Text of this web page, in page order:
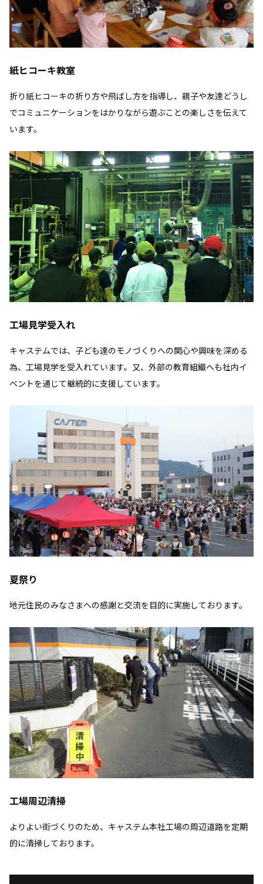
紙ヒコーキ教室
折り紙ヒコーキの折り方や飛ばし方を指導し、親子や友達どうし
でコミュニケーションをはかりながら遊ぶことの楽しさを伝えて
います。
工場見学受入れ
キャステムでは、子ども達のモノづくりへの関心や興味を深める
為、工場見学を受入れています。又、外部の教育組織へも社内イ
ベントを通じて継続的に支援しています。
夏祭り
地元住民のみなさまへの感謝と交流を目的に実施しております。
工場周辺清掃
よりよい街づくりのため、キャステム本社工場の周辺道路を定期
的に清掃しております。